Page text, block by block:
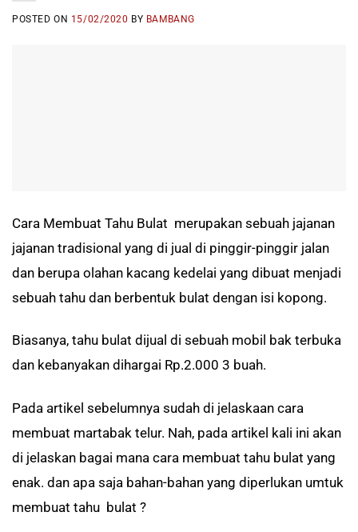
POSTED ON 15/02/2020 BY BAMBANG
Cara Membuat Tahu Bulat merupakan sebuah jajanan
jajanan tradisional yang di jual di pinggir-pinggir jalan
dan berupa olahan kacang kedelai yang dibuat menjadi
sebuah tahu dan berbentuk bulat dengan isi kopong.
Biasanya, tahu bulat dijual di sebuah mobil bak terbuka
dan kebanyakan dihargai Rp.2.000 3 buah.
Pada artikel sebelumnya sudah di jelaskaan cara
membuat martabak telur. Nah, pada artikel kali ini akan
di jelaskan bagai mana cara membuat tahu bulat yang
enak. dan apa saja bahan-bahan yang diperlukan umtuk
membuat tahu bulat ?